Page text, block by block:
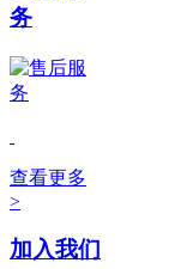
务
查看更多
>
加入我们